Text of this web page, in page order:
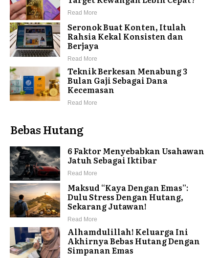
Read More
Seronok Buat Konten, Itulah
Rahsia Kekal Konsisten dan
Berjaya
Read More
Teknik Berkesan Menabung 3
Bulan Gaji Sebagai Dana
Kecemasan
Read More
Bebas Hutang
6 Faktor Menyebabkan Usahawan
Jatuh Sebagai Iktibar
Read More
Maksud “Kaya Dengan Emas”:
Dulu Stress Dengan Hutang,
Sekarang Jutawan!
Read More
Alhamdulillah! Keluarga Ini
Akhirnya Bebas Hutang Dengan
Simpanan Emas